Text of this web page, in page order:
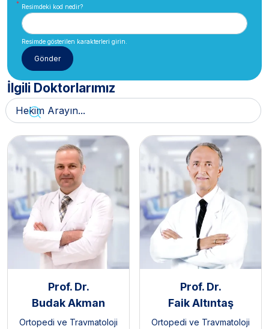
Resimdeki kod nedir?
Resimde gösterilen karakterleri girin.
İlgili Doktorlarımız
Prof. Dr.
Budak Akman
Ortopedi ve Travmatoloji
Prof. Dr.
Faik Altıntaş
Ortopedi ve Travmatoloji